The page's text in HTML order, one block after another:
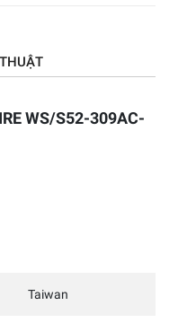
WS/S52-309AC-
Taiwan